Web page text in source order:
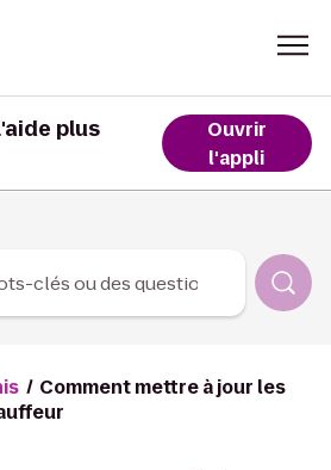
plus
Obtenez
dans
Ouvrir
l'appli
clés ou des questions
Comment mettre à jour les